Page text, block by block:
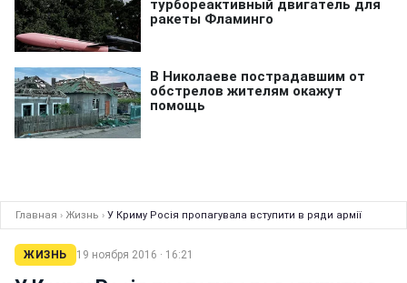
Главная › Жизнь › У Криму Росія пропагувала вступити в ряди армії
ЖИЗНЬ 19 ноября 2016 · 16:21